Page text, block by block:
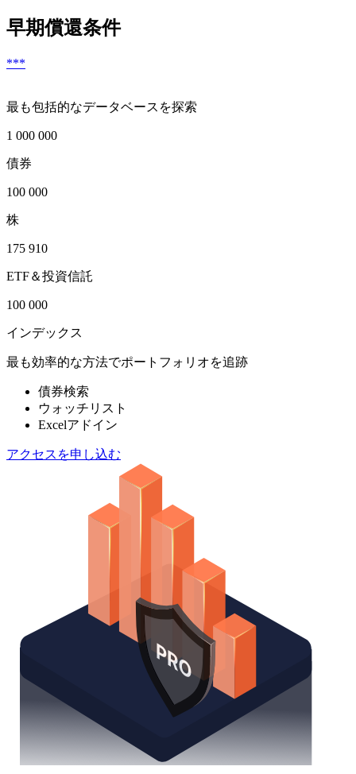
早期償還条件
***
最も包括的なデータベースを探索
1 000 000
債券
100 000
株
175 910
ETF＆投資信託
100 000
インデックス
最も効率的な方法でポートフォリオを追跡
債券検索
ウォッチリスト
Excelアドイン
アクセスを申し込む